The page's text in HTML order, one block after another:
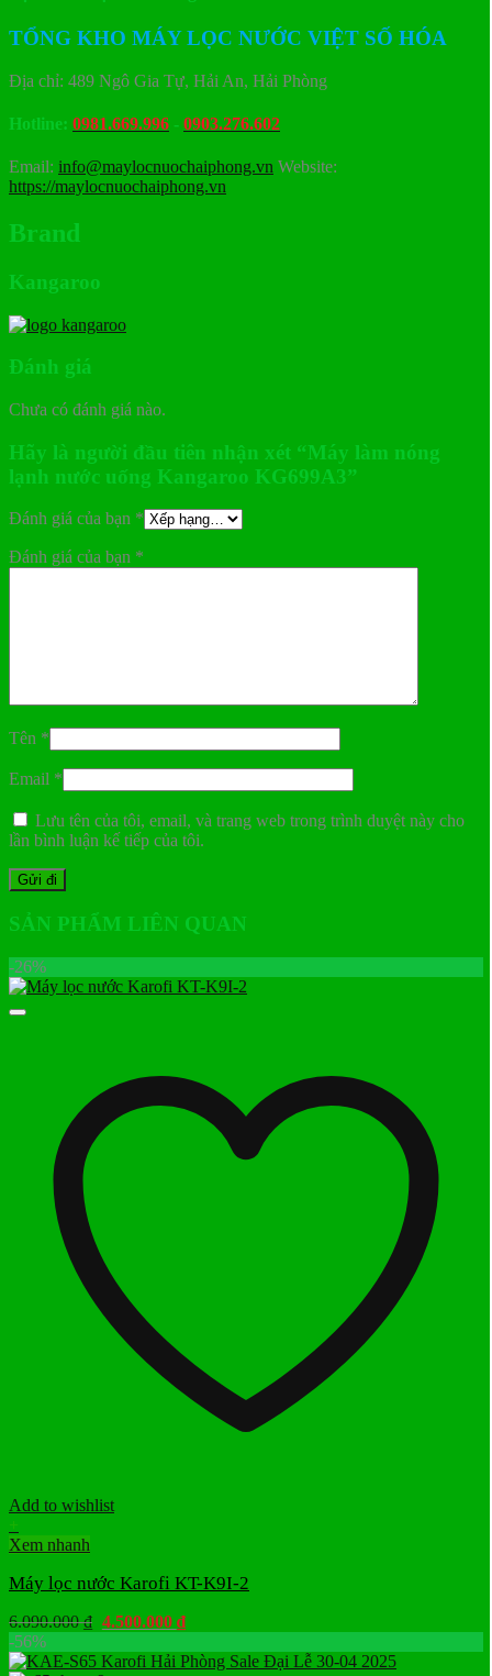
TỔNG KHO MÁY LỌC NƯỚC VIỆT SỐ HÓA
Địa chỉ: 489 Ngô Gia Tự, Hải An, Hải Phòng
Hotline: 0981.669.996 - 0903.276.602
Email: info@maylocnuochaiphong.vn Website:
https://maylocnuochaiphong.vn
Brand
Kangaroo
Đánh giá
Chưa có đánh giá nào.
Hãy là người đầu tiên nhận xét “Máy làm nóng
lạnh nước uống Kangaroo KG699A3”
Đánh giá của bạn *
Đánh giá của bạn *
Tên *
Email *
Lưu tên của tôi, email, và trang web trong trình duyệt này cho
lần bình luận kế tiếp của tôi.
SẢN PHẨM LIÊN QUAN
-26%
Add to wishlist
+
Xem nhanh
Máy lọc nước Karofi KT-K9I-2
6.090.000₫ Giá
là:
4.500.000 ₫Giá
tại
-56%